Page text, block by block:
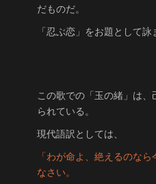
だものだ。
「忍ぶ恋」をお題として詠
この歌での「玉の緒」は
られている。
現代語訳としては、
「わが命よ、絶えるのな
なさい。